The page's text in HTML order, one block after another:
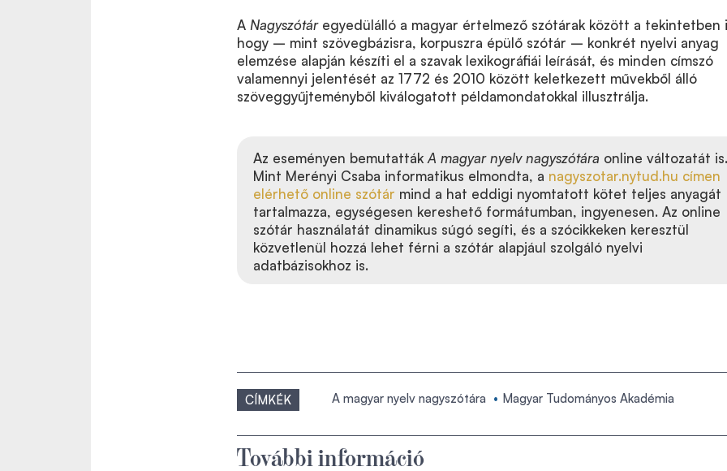
A Nagyszótáregyedülálló a magyar értelmező szótárak között a tekintetben
hogy – mint szövegbázisra, korpuszra épülő szótár – konkrét nyelvi anyag
elemzése alapján készíti el a szavak lexikográfiái leírását, és minden címszó
valamennyi jelentését az 1772 és 2010 között keletkezett művekből álló
szöveggyűjteményből kiválogatott példamondatokkal illusztrálja.
Az eseményen bemutatták A magyar nyelv nagyszótára online változatát is.
Mint Merényi Csaba informatikus elmondta, a nagyszotar.nytud.hu címen
elérhető online szótár mind a hat eddigi nyomtatott kötet teljes anyagát
tartalmazza, egységesen kereshető formátumban, ingyenesen. Az online
szótár használatát dinamikus súgó segíti, és a szócikkeken keresztül
közvetlenül hozzá lehet férni a szótár alapjául szolgáló nyelvi
adatbázisokhoz is.
CÍMKÉK A magyar nyelv nagyszótára Magyar Tudományos Akadémia
További információ